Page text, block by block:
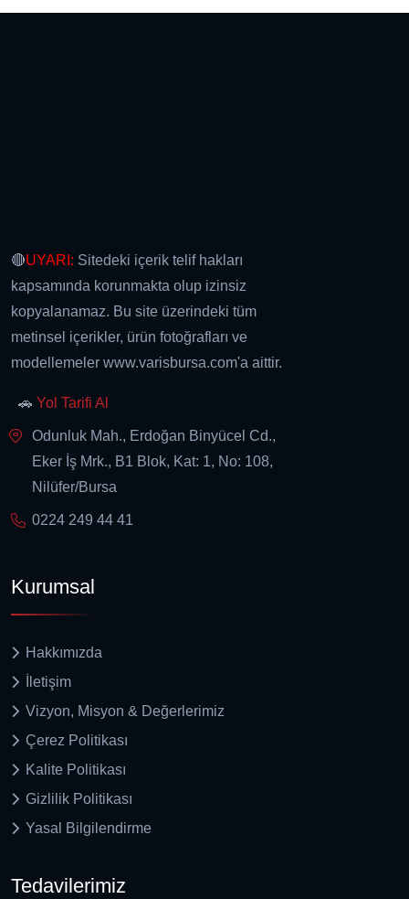
🔴UYARI: Sitedeki içerik telif hakları
kapsamında korunmakta olup izinsiz
kopyalanamaz. Bu site üzerindeki tüm
metinsel içerikler, ürün fotoğrafları ve
modellemeler www.varisbursa.com'a aittir.
🚗 Yol Tarifi Al
Odunluk Mah., Erdoğan Binyücel Cd.,
Eker İş Mrk., B1 Blok, Kat: 1, No: 108,
Nilüfer/Bursa
0224 249 44 41
Kurumsal
Hakkımızda
İletişim
Vizyon, Misyon & Değerlerimiz
Çerez Politikası
Kalite Politikası
Gizlilik Politikası
Yasal Bilgilendirme
Tedavilerimiz